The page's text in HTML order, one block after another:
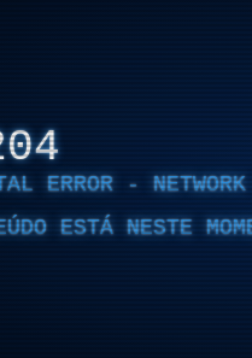
ERROR - NETWORK
ESTÁ NESTE